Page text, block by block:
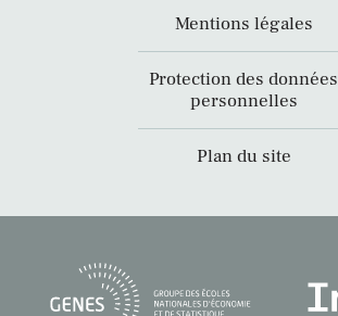
Mentions légales
Protection des données
personnelles
Plan du site